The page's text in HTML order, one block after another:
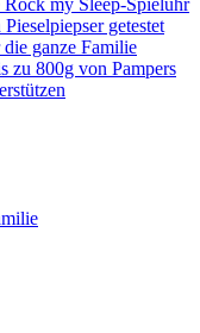
my Sleep-Spieluhr
getestet
ganze Familie
zu 800g von Pampers